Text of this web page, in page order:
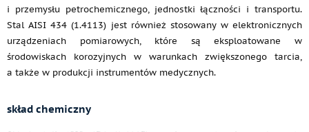
i przemysłu petrochemicznego, jednostki łączności i transportu.
Stal AISI 434 (1.4113) jest również stosowany w elektronicznych
urządzeniach pomiarowych, które są eksploatowane w
środowiskach korozyjnych w warunkach zwiększonego tarcia,
a także w produkcji instrumentów medycznych.
skład chemiczny